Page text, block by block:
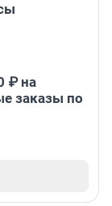
₽ на
заказы по